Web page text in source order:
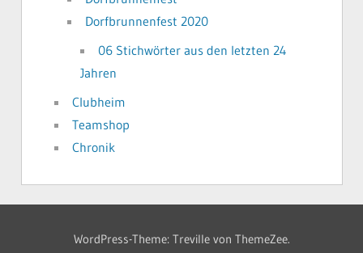
Dorfbrunnenfest 2020
06 Stichwörter aus den letzten 24
Jahren
Clubheim
Teamshop
Chronik
WordPress-Theme: Treville von ThemeZee.